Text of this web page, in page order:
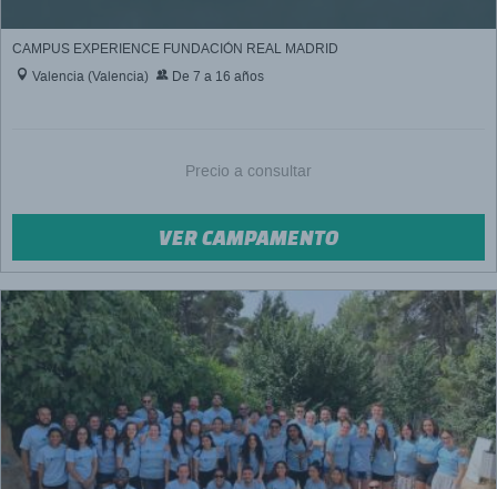
CAMPUS EXPERIENCE FUNDACIÓN REAL MADRID
Valencia (Valencia)
De 7 a 16 años
Precio a consultar
VER CAMPAMENTO